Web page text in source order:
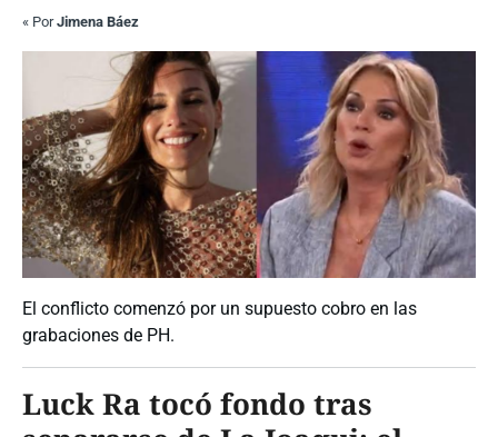
« PorJimena Báez
El conflicto comenzó por un supuesto cobro en las
grabaciones de PH.
Luck Ra tocó fondo tras